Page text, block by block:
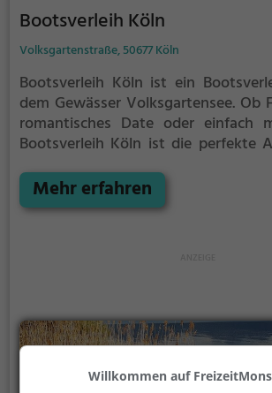
Bootsverleih Köln
Volksgartenstraße, 50677 Köln
Bootsverleih Köln ist ein
dem Gewässer Volksgartensee. Ob
romantisches Date oder einfach
Bootsverleih Köln ist die perfekte
Sportbegeisterte und echte
Kosten.
Mehr erfahren
Willkommen auf